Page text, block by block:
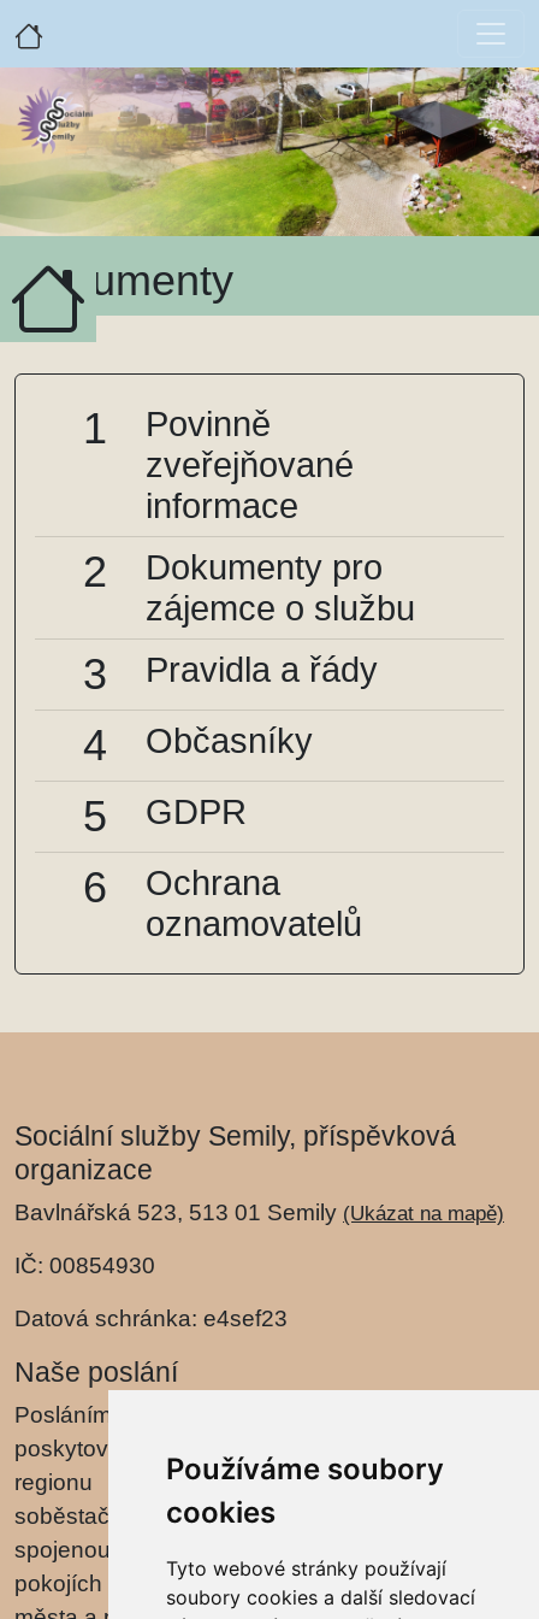
Používáme soubory
cookies
Tyto webové stránky používají
soubory cookies a další sledovací
Dokumenty
1
Povinně
zveřejňované
informace
2
Dokumenty pro
zájemce o službu
3 Pravidla a řády
4 Občasníky
5 GDPR
6
Ochrana
oznamovatelů
Sociální služby Semily, příspěvková
organizace
Bavlnářská 523, 513 01 Semily (Ukázat na mapě)
IČ: 00854930
Datová schránka: e4sef23
Naše poslání
Posláním Domova pro seniory Semily je
poskytovat osobám převážně ze Semil a jejich
regionu podporu zachování schopností,
soběstačnosti a péči dle individuálních potřeb
spojenou s bydlením v jedno a dvoulůžkových
pokojích v zařízení umístěném poblíž centra